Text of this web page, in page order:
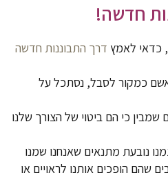
חדשה!
כדאי לאמץ דרך התבוננות חדשה
כמקור לסבל, נסתכל על
כי הם ביטוי של הצורך שלנו
נובעת מתנאים שאנחנו שמנו
שהם הופכים אותנו לראויים או